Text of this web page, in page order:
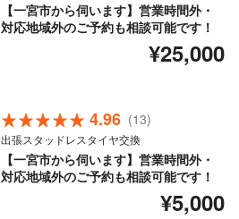
【一宮市から伺います】営業時間外・
対応地域外のご予約も相談可能です！
¥25,000
4.96 (13)
出張スタッドレスタイヤ交換
【一宮市から伺います】営業時間外・
対応地域外のご予約も相談可能です！
¥5,000